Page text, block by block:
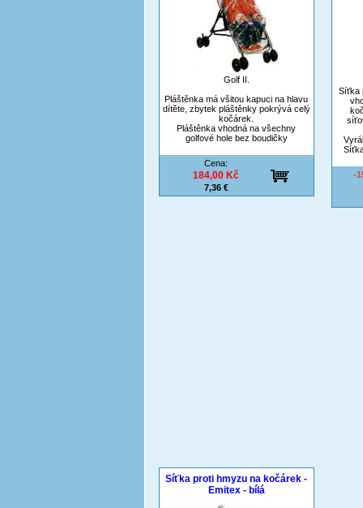
Golf II.
Pláštěnka má všitou kapuci na hlavu
dítěte, zbytek pláštěnky pokrývá celý
kočárek.
Pláštěnka vhodná na všechny
golfové hole bez boudičky
Cena:
184,00 Kč
7,36 €
Síťka
-
Síťka proti hmyzu na kočárek -
Emitex - bílá